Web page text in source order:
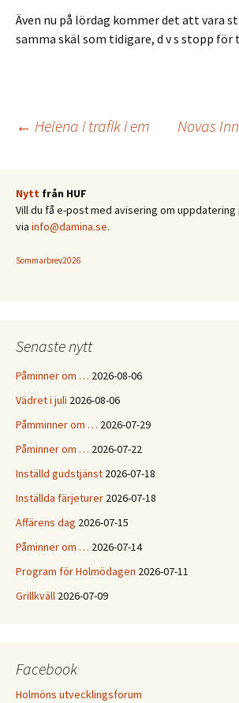
Även nu på lördag kommer det att vara
samma skäl som tidigare, d v s stopp
← Helena i trafik i em Novas
Nytt från HUF
Vill du få e-post med avisering om
via info@damina.se.
Sommarbrev2026
Senaste nytt
Påminner om … 2026-08-06
Vädret i juli 2026-08-06
Påmminner om … 2026-07-29
Påminner om … 2026-07-22
Inställd gudstjänst 2026-07-18
Inställda färjeturer 2026-07-18
Affärens dag 2026-07-15
Påminner om … 2026-07-14
Program för Holmödagen 2026-07-11
Grillkväll 2026-07-09
Facebook
Holmöns utvecklingsforum